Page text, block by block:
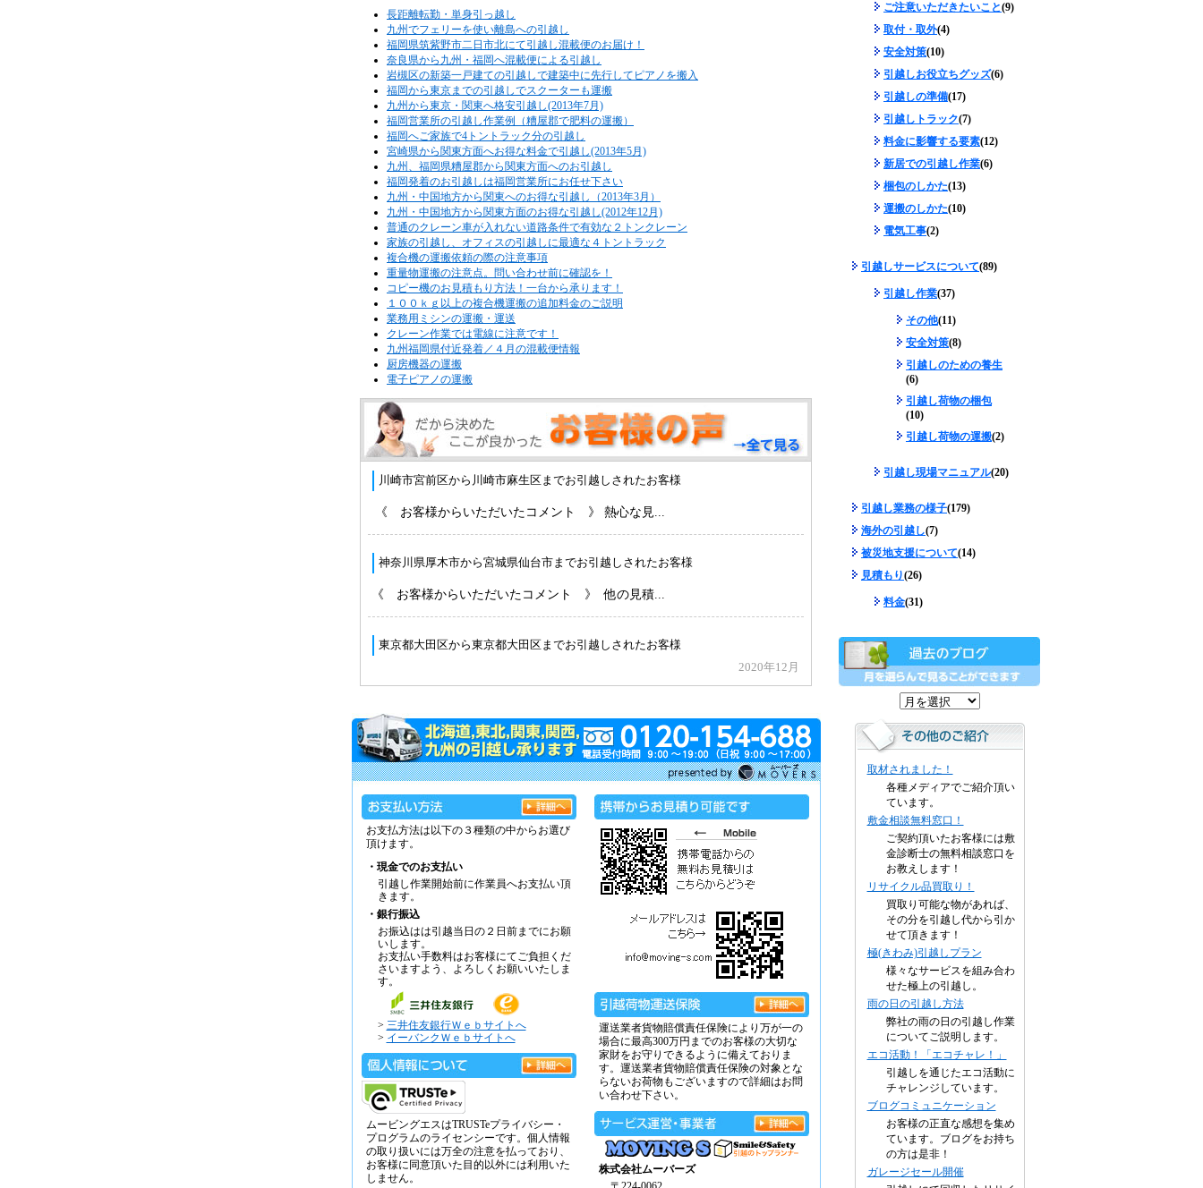
長距離転勤・単身引っ越し
九州でフェリーを使い離島への引越し
福岡県筑紫野市二日市北にて引越し混載便のお届け！
奈良県から九州・福岡へ混載便による引越し
岩槻区の新築一戸建ての引越しで建築中に先行してピアノを搬入
福岡から東京までの引越しでスクーターも運搬
九州から東京・関東へ格安引越し(2013年7月)
福岡営業所の引越し作業例（糟屋郡で肥料の運搬）
福岡へご家族で4トントラック分の引越し
宮崎県から関東方面へお得な料金で引越し(2013年5月)
九州、福岡県糟屋郡から関東方面へのお引越し
福岡発着のお引越しは福岡営業所にお任せ下さい
九州・中国地方から関東へのお得な引越し（2013年3月）
九州・中国地方から関東方面のお得な引越し(2012年12月)
普通のクレーン車が入れない道路条件で有効な２トンクレーン
家族の引越し、オフィスの引越しに最適な４トントラック
複合機の運搬依頼の際の注意事項
重量物運搬の注意点。問い合わせ前に確認を！
コピー機のお見積もり方法！一台から承ります！
１００ｋｇ以上の複合機運搬の追加料金のご説明
業務用ミシンの運搬・運送
クレーン作業では電線に注意です！
九州福岡県付近発着／４月の混載便情報
厨房機器の運搬
電子ピアノの運搬
お支払方法は以下の３種類の中からお選び
頂けます。
・現金でのお支払い
引越し作業開始前に作業員へお支払い頂
きます。
・銀行振込
お振込はは引越当日の２日前までにお願
いします。
お支払い手数料はお客様にてご負担くだ
さいますよう、よろしくお願いいたしま
す。
> 三井住友銀行Ｗｅｂサイトへ
> イーバンクＷｅｂサイトへ
ムービングエスはTRUSTeプライバシー・
プログラムのライセンシーです。個人情報
の取り扱いには万全の注意を払っており、
お客様に同意頂いた目的以外には利用いた
しません。
運送業者貨物賠償責任保険により万が一の
場合に最高300万円までのお客様の大切な
家財をお守りできるように備えておりま
す。運送業者貨物賠償責任保険の対象とな
らないお荷物もございますので詳細はお問
い合わせ下さい。
株式会社ムーバーズ
ご注意いただきたいこと(9)
取付・取外(4)
安全対策(10)
引越しお役立ちグッズ(6)
引越しの準備(17)
引越しトラック(7)
料金に影響する要素(12)
新居での引越し作業(6)
梱包のしかた(13)
運搬のしかた(10)
電気工事(2)
引越しサービスについて(89)
引越し作業(37)
その他(11)
安全対策(8)
引越しのための養生
(6)
引越し荷物の梱包
(10)
引越し荷物の運搬(2)
引越し現場マニュアル(20)
引越し業務の様子(179)
海外の引越し(7)
被災地支援について(14)
見積もり(26)
料金(31)
取材されました！
各種メディアでご紹介頂い
ています。
敷金相談無料窓口！
ご契約頂いたお客様には敷
金診断士の無料相談窓口を
お教えします！
リサイクル品買取り！
買取り可能な物があれば、
その分を引越し代から引か
せて頂きます！
極(きわみ)引越しプラン
様々なサービスを組み合わ
せた極上の引越し。
雨の日の引越し方法
弊社の雨の日の引越し作業
についてご説明します。
エコ活動！「エコチャレ！」
引越しを通じたエコ活動に
チャレンジしています。
ブログコミュニケーション
お客様の正直な感想を集め
ています。ブログをお持ち
の方は是非！
ガレージセール開催